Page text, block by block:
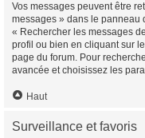
Vos messages peuvent être
messages » dans le panneau
« Rechercher les messages
profil ou bien en cliquant sur
page du forum. Pour
avancée et choisissez les
Haut
Surveillance et favoris